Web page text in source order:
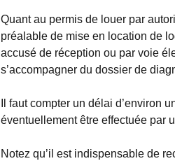
Quant au permis de louer par
préalable de mise en location de
accusé de réception ou par voie
s’accompagner du dossier de
Il faut compter un délai d’environ
éventuellement être effectuée par
Notez qu’il est indispensable de